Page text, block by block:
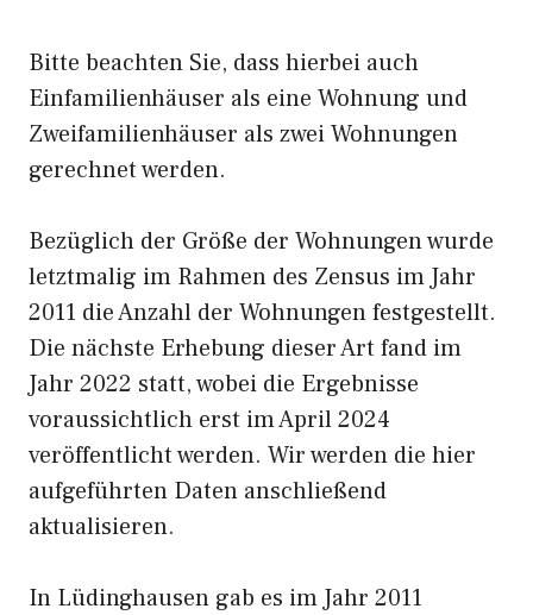
Bitte beachten Sie, dass hierbei auch
Einfamilienhäuser als eine Wohnung und
Zweifamilienhäuser als zwei Wohnungen
gerechnet werden.
Bezüglich der Größe der Wohnungen wurde
letztmalig im Rahmen des Zensus im Jahr
2011 die Anzahl der Wohnungen festgestellt.
Die nächste Erhebung dieser Art fand im
Jahr 2022 statt, wobei die Ergebnisse
voraussichtlich erst im April 2024
veröffentlicht werden. Wir werden die hier
aufgeführten Daten anschließend
aktualisieren.
In Lüdinghausen gab es im Jahr 2011